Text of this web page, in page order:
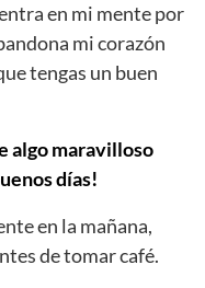
en mi mente por
mi corazón
tengas un buen
algo maravilloso
días!
en la mañana,
de tomar café.